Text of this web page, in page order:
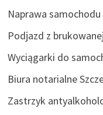
Naprawa
Podjazd z
Wyciągarki do
Biura notarialne
Zastrzyk